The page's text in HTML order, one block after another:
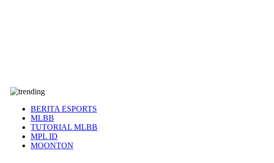
BERITA ESPORTS
MLBB
TUTORIAL MLBB
MPL ID
MOONTON